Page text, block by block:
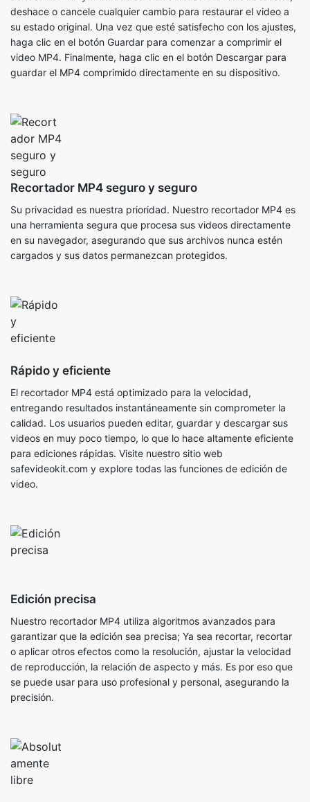
video MP4. Finalmente, haga clic en el botón Descargar para
guardar el MP4 comprimido directamente en su dispositivo.
Recortador MP4 seguro y seguro
Su privacidad es nuestra prioridad. Nuestro recortador MP4 es
una herramienta segura que procesa sus videos directamente
en su navegador, asegurando que sus archivos nunca estén
cargados y sus datos permanezcan protegidos.
Rápido y eficiente
El recortador MP4 está optimizado para la velocidad,
calidad. Los usuarios pueden editar, guardar y descargar sus
videos en muy poco tiempo, lo que lo hace altamente eficiente
para ediciones rápidas. Visite nuestro sitio web
safevideokit.com y explore todas las funciones de edición de
video.
Edición precisa
o aplicar otros efectos como la resolución, ajustar la velocidad
de reproducción, la relación de aspecto y más. Es por eso que
se puede usar para uso profesional y personal, asegurando la
precisión.
Absolutamente libre
La mejor parte de nuestro recortador MP4 es que no tiene